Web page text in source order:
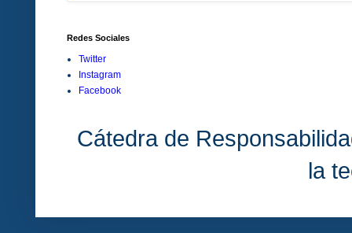
Redes Sociales
Twitter
Instagram
Facebook
Cátedra de
la